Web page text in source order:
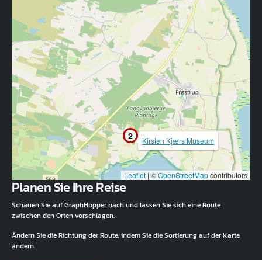
2 Kirsten Kjærs Museum
Leaflet | ©OpenStreetMapcontributors
Planen Sie Ihre Reise
Schauen Sie auf GraphHopper nach und lassen Sie sich eine Route
zwischen den Orten vorschlagen.
Ändern Sie die Richtung der Route, indem Sie die Sortierung auf der Karte
ändern.